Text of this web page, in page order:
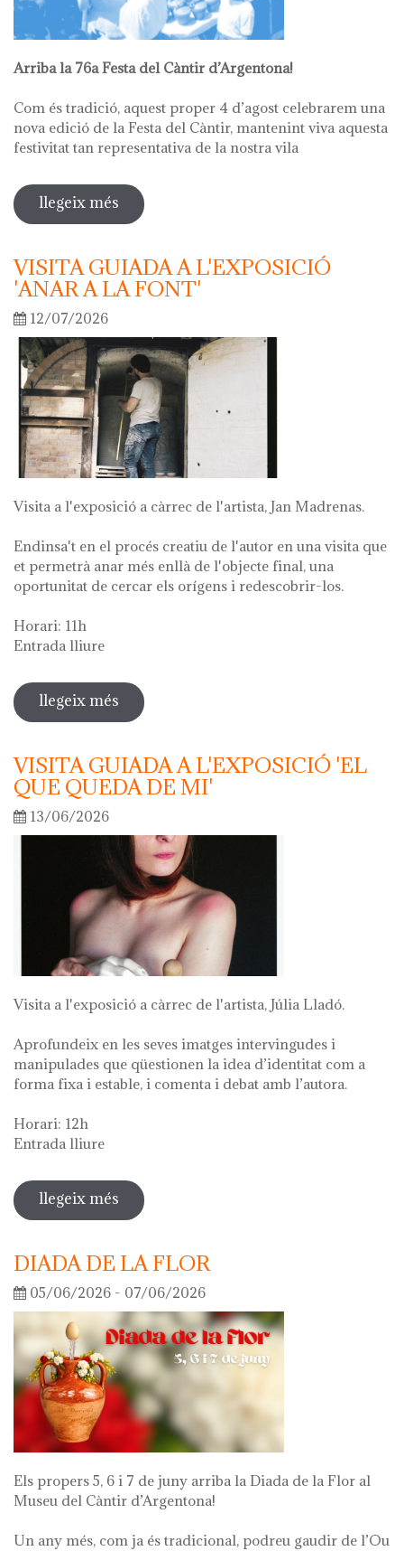
Arriba la 76a Festa del Càntir d’Argentona!
Com és tradició, aquest proper 4 d’agost celebrarem una
nova edició de la Festa del Càntir, mantenint viva aquesta
festivitat tan representativa de la nostra vila
llegeix més sobre 76ª festa del càntir
VISITA GUIADA A L'EXPOSICIÓ
'ANAR A LA FONT'
12/07/2026
Visita a l'exposició a càrrec de l'artista, Jan Madrenas.
Endinsa't en el procés creatiu de l'autor en una visita que
et permetrà anar més enllà de l'objecte final, una
oportunitat de cercar els orígens i redescobrir-los.
Horari: 11h
Entrada lliure
llegeix més sobre visita guiada a l'exposició 'anar
a la font'
VISITA GUIADA A L'EXPOSICIÓ 'EL
QUE QUEDA DE MI'
13/06/2026
Visita a l'exposició a càrrec de l'artista, Júlia Lladó.
Aprofundeix en les seves imatges intervingudes i
manipulades que qüestionen la idea d’identitat com a
forma fixa i estable, i comenta i debat amb l’autora.
Horari: 12h
Entrada lliure
llegeix més sobre visita guiada a l'exposició 'el
que queda de mi'
DIADA DE LA FLOR
05/06/2026 - 07/06/2026
Els propers 5, 6 i 7 de juny arriba la Diada de la Flor al
Museu del Càntir d’Argentona!
Un any més, com ja és tradicional, podreu gaudir de l’Ou